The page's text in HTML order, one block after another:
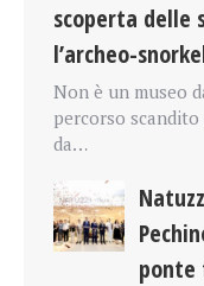
scoperta delle
l’archeo-
Non è un museo
percorso
da…
ponte